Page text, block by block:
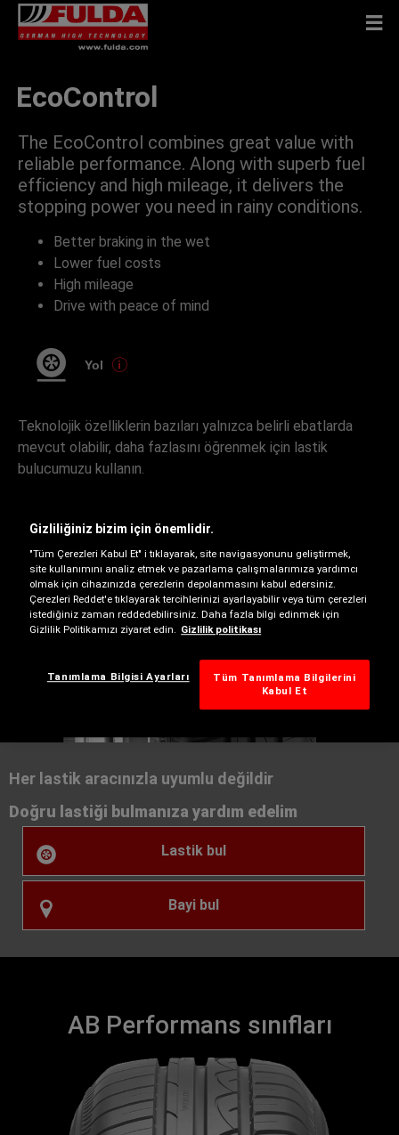
EcoControl
The EcoControl combines great value with
reliable performance. Along with superb fuel
efficiency and high mileage, it delivers the
stopping power you need in rainy conditions.
Better braking in the wet
Lower fuel costs
High mileage
Drive with peace of mind
Yol
Teknolojik özelliklerin bazıları yalnızca belirli ebatlarda
mevcut olabilir, daha fazlasını öğrenmek için lastik
bulucumuzu kullanın.
Her lastik aracınızla uyumlu değildir
Doğru lastiği bulmanıza yardım edelim
Lastik bul
Bayi bul
AB Performans sınıfları
Gizliliğiniz bizim için önemlidir.
"Tüm Çerezleri Kabul Et" i tıklayarak, site navigasyonunu geliştirmek,
site kullanımını analiz etmek ve pazarlama çalışmalarımıza yardımcı
olmak için cihazınızda çerezlerin depolanmasını kabul edersiniz.
Çerezleri Reddet'e tıklayarak tercihlerinizi ayarlayabilir veya tüm çerezleri
istediğiniz zaman reddedebilirsiniz. Daha fazla bilgi edinmek için
Gizlilik Politikamızı ziyaret edin. Gizlilik politikası
Tanımlama Bilgisi Ayarları
Tüm Tanımlama Bilgilerini
Kabul Et